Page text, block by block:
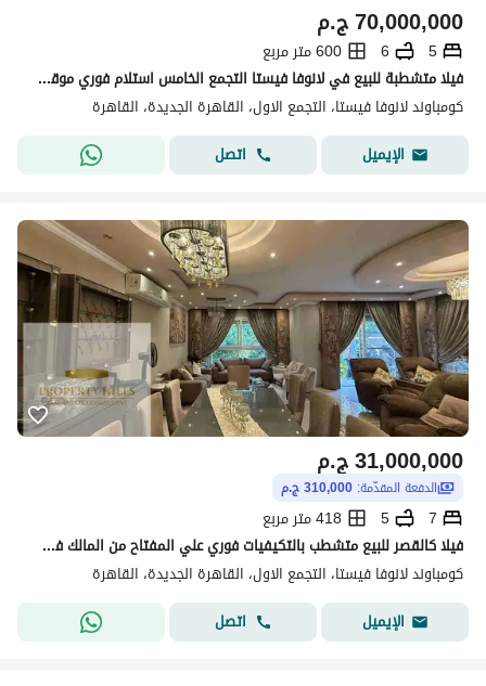
ج.م70,000,000
5
6
600 متر مربع
فيلا متشطبة للبيع في لانوفا فيستا التجمع الخامس استلام فوري موقع مميز بحمام سباحة خاص
كومباوند لانوفا فيستا، التجمع الاول، القاهرة الجديدة، القاهرة
الإيميل
اتصل
ج.م31,000,000
الدفعة المقدّمة: 310,000 ج.م
7
5
418 متر مربع
فيلا كالقصر للبيع متشطب بالتكيفيات فوري علي المفتاح من المالك في لافيستا
كومباوند لانوفا فيستا، التجمع الاول، القاهرة الجديدة، القاهرة
الإيميل
اتصل